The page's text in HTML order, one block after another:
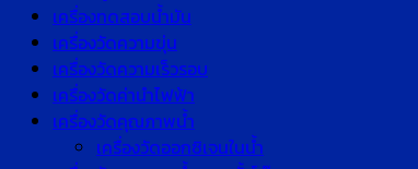
เครื่องทดสอบน้ำมัน
เครื่องวัดความขุ่น
เครื่องวัดความเร็วรอบ
เครื่องวัดค่านำไฟฟ้า
เครื่องวัดคุณภาพน้ำ
เครื่องวัดออกซิเจนในน้ำ